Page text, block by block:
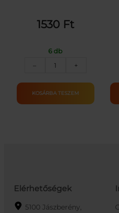
1530 Ft
6 db
–
RAUCH
DAY
+
KOSÁRBA TESZEM
Elérhetőségek
5100 Jászberény,